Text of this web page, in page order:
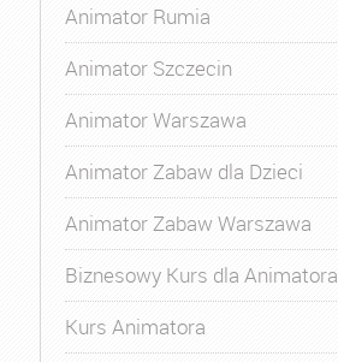
Animator Rumia
Animator Szczecin
Animator Warszawa
Animator Zabaw dla Dzieci
Animator Zabaw Warszawa
Biznesowy Kurs dla Animatora
Kurs Animatora